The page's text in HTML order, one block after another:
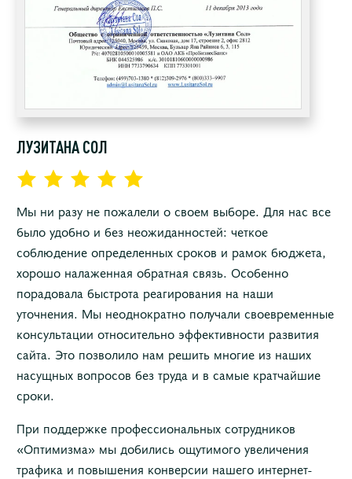
ЛУЗИТАНА СОЛ
Мы ни разу не пожалели о своем выборе. Для нас все
было удобно и без неожиданностей: четкое
соблюдение определенных сроков и рамок бюджета,
хорошо налаженная обратная связь. Особенно
порадовала быстрота реагирования на наши
уточнения. Мы неоднократно получали своевременные
консультации относительно эффективности развития
сайта. Это позволило нам решить многие из наших
насущных вопросов без труда и в самые кратчайшие
сроки.
При поддержке профессиональных сотрудников
«Оптимизма» мы добились ощутимого увеличения
трафика и повышения конверсии нашего интернет-